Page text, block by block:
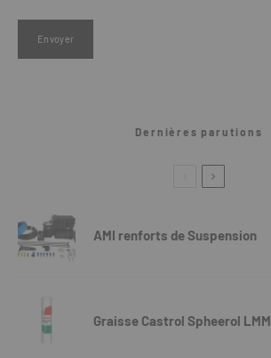
Dernières parutions
AMI renforts de Suspension
Graisse Castrol Spheerol LMM